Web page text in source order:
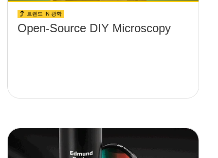
트렌드 IN 광학
Open-Source DIY Microscopy